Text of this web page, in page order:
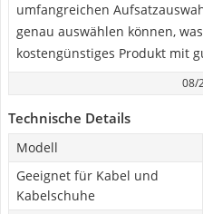
umfangreichen
genau auswählen können,
kostengünstiges Produkt mit
08/
Technische Details
Modell
Geeignet für Kabel und
Kabelschuhe